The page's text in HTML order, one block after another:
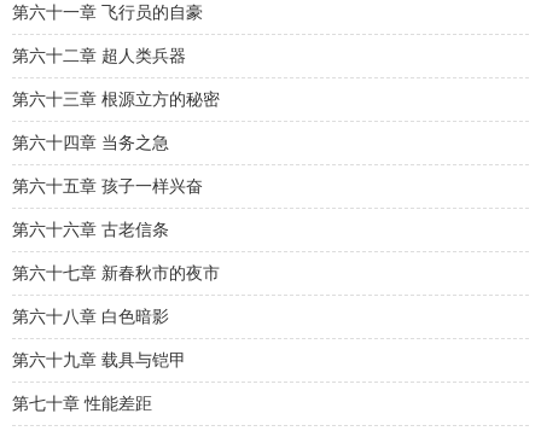
第六十一章 飞行员的自豪
第六十二章 超人类兵器
第六十三章 根源立方的秘密
第六十四章 当务之急
第六十五章 孩子一样兴奋
第六十六章 古老信条
第六十七章 新春秋市的夜市
第六十八章 白色暗影
第六十九章 载具与铠甲
第七十章 性能差距